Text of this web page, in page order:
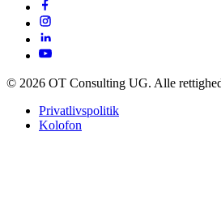
© 2026 OT Consulting UG. Alle
Privatlivspolitik
Kolofon